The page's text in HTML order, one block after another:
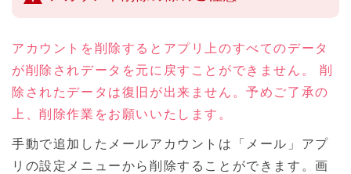
アカウントを削除するとアプリ上のすべてのデータ
が削除されデータを元に戻すことができません。 削
除されたデータは復旧が出来ません。予めご了承の
上、削除作業をお願いいたします。
手動で追加したメールアカウントは「メール」アプ
リの設定メニューから削除することができます。画